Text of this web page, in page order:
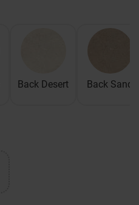
Back Desert Back Sand